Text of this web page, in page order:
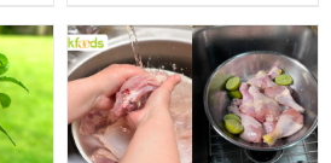
سے
بنانے کے چند قدرتی طریقے